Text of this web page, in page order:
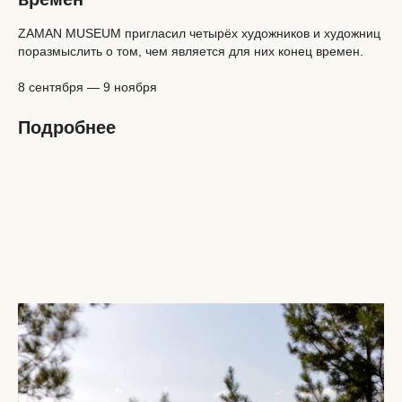
ZAMAN MUSEUM пригласил четырёх художников и художниц
поразмыслить о том, чем является для них конец времен.
8 сентября — 9 ноября
Подробнее